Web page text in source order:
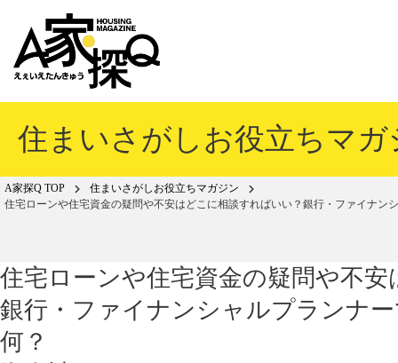
住まいさがしお役立ちマガ
A家探Q TOP
住まいさがしお役立ちマガジン
住宅ローンや住宅資金の疑問や不安はどこに相談すればいい？銀行・ファイナン
住宅ローンや住宅資金の疑問や不
銀行・ファイナンシャルプランナ
何？